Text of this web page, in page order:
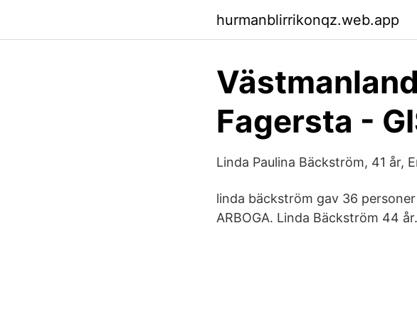
hurmanblirrikonqz.web.app
Fagersta -
Linda Paulina Bäckström, 41 år,
linda bäckström gav 36
ARBOGA. Linda Bäckström 44